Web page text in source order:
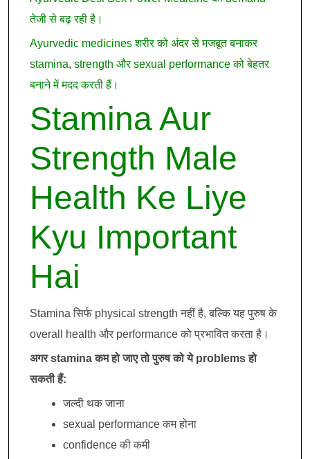
तेजी से बढ़ रही है।
Ayurvedic medicines शरीर को अंदर से मजबूत बनाकर
stamina, strength और sexual performance को बेहतर
बनाने में मदद करती हैं।
Stamina Aur
Strength Male
Health Ke Liye
Kyu Important
Hai
Stamina सिर्फ physical strength नहीं है, बल्कि यह पुरुष के
overall health और performance को प्रभावित करता है।
अगर stamina कम हो जाए तो पुरुष को ये problems हो
सकती हैं:
जल्दी थक जाना
sexual performance कम होना
confidence की कमी